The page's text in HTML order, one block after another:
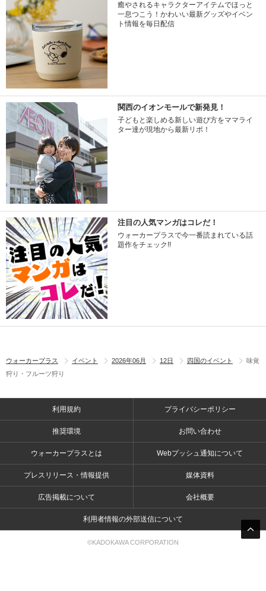
癒やされるキャラクターアイテムでほっと
一息つこう！かわいい最新グッズやイベン
ト情報を毎日配信
関西のイオンモールで新発見！
子どもと楽しめる新しい遊び方をママライ
ター達が現地から最新リポ！
注目の人気マンガはコレだ！
ウォーカープラスで今一番読まれている話
題作をチェック!!
ウォーカープラス イベント 2026年06月 12日 四国のイベント
味覚
狩り・フルーツ狩り
利用規約 プライバシーポリシー
推奨環境 お問い合わせ
ウォーカープラスとは Webプッシュ通知について
プレスリリース・情報提供 媒体資料
広告掲載について 会社概要
利用者情報の外部送信について
©KADOKAWA CORPORATION